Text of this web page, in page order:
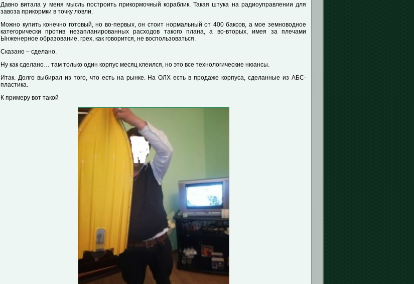
Давно витала у меня мысль построить прикормочный кораблик. Такая штука на радиоуправлении для
завоза прикормки в точку ловли.
Можно купить конечно готовый, но во-первых, он стоит нормальный от 400 баксов, а мое земноводное
категорически против незапланированных расходов такого плана, а во-вторых, имея за плечами
Ынженерное образование, грех, как говорится, не воспользоваться.
Сказано – сделано.
Ну как сделано… там только один корпус месяц клеился, но это все технологические нюансы.
Итак. Долго выбирал из того, что есть на рынке. На ОЛХ есть в продаже корпуса, сделанные из АБС-
пластика.
К примеру вот такой